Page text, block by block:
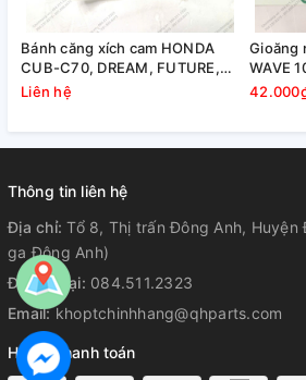
Bánh căng xích cam HONDA
CUB-C70, DREAM, FUTURE,
WAVE
Liên hệ
Gioăng
WAVE
ALPHA
Thông tin liên hệ
Địa chỉ:Tổ 8, Thị trấn Đông Anh, Huyện
ga Đông Anh)
Điện thoại: 084.511.2323
Email:khoptchinhhang@qhparts.com
Hỗ trợ thanh toán